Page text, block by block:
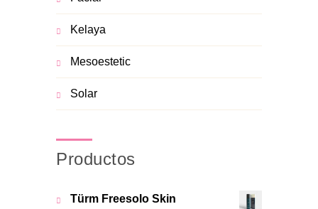
Kelaya
Mesoestetic
Solar
Productos
Türm Freesolo Skin